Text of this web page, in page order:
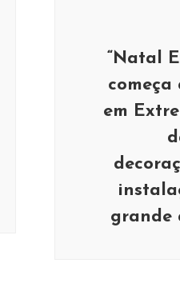
“Natal
em
grande